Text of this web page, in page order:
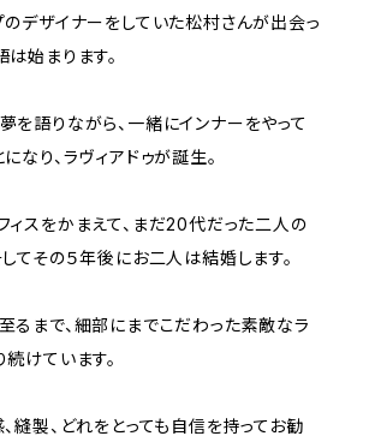
のデザイナーをしていた松村さんが出会っ
始まります。
を語りながら、一緒にインナーをやって
なり、ラヴィアドゥが誕生。
ィスをかまえて、まだ20代だった二人の
てその５年後にお二人は結婚します。
るまで、細部にまでこだわった素敵なラ
けています。
縫製、どれをとっても自信を持ってお勧